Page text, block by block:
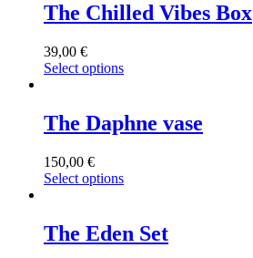
The Chilled Vibes Box
39,00 €
Select options
The Daphne vase
150,00 €
Select options
The Eden Set